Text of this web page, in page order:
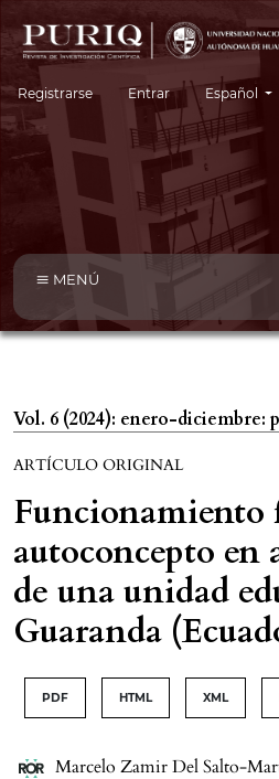
Registrarse Entrar Cambiar el
Español
MENÚ
Vol. 6 (2024): enero-
ARTÍCULO ORIGINAL
autoconcepto en
de una unidad
Guaranda
PDF HTML XML
Marcelo Zamir Del Salto-